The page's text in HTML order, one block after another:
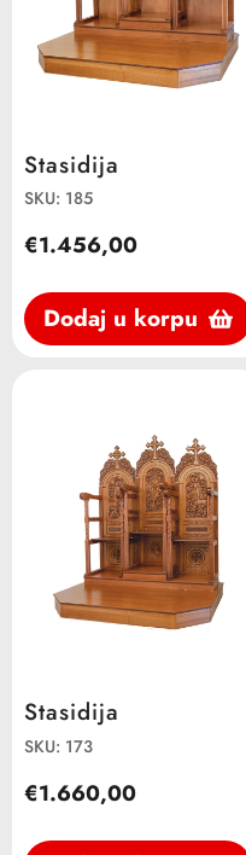
Stasidija
SKU: 185
€1.456,00
Dodaj u korpu
Stasidija
SKU: 173
€1.660,00